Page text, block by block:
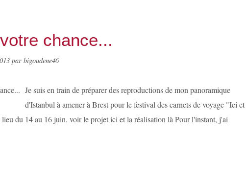
chance...
par bigoudene46
Je suis en train de préparer des reproductions de mon panoramique
d'Istanbul à amener à Brest pour le festival des carnets de voyage "Ici et
du 14 au 16 juin. voir le projet ici et la réalisation là Pour l'instant, j'ai